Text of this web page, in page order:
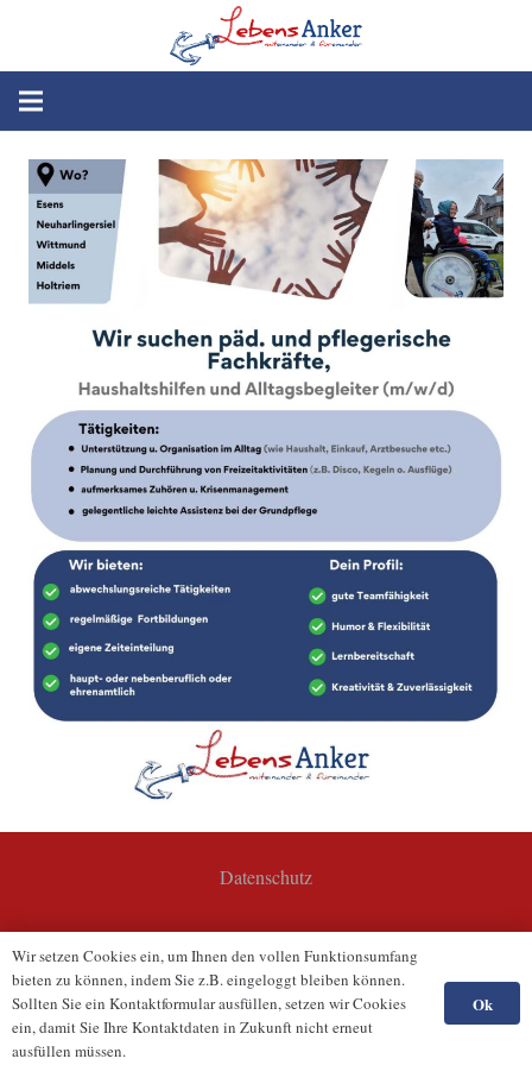
Datenschutz
copyright 2025 Lebensanker Esens
Impressum
Wir setzen Cookies ein, um Ihnen den vollen Funktionsumfang
bieten zu können, indem Sie z.B. eingeloggt bleiben können.
Sollten Sie ein Kontaktformular ausfüllen, setzen wir Cookies
ein, damit Sie Ihre Kontaktdaten in Zukunft nicht erneut
ausfüllen müssen.
Ok